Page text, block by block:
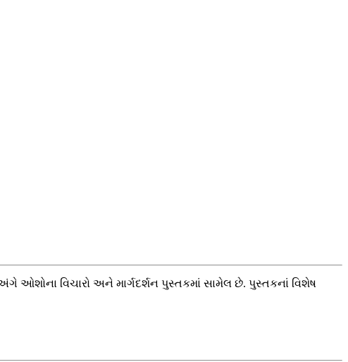
ઓશોના વિચારો અને માર્ગદર્શન પુસ્તકમાં સામેલ છે. પુસ્તકનાં વિશેષ